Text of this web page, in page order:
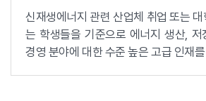
신재생에너지 관련 산업체 취업 또는
는 학생들을 기준으로 에너지 생산, 저
경영 분야에 대한 수준 높은 고급 인재